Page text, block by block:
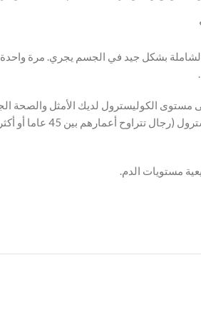
بشكل جيد في الجسم يجري. مرة
مستوى الكوليسترول لديك الأمثل
مستويات الدم.